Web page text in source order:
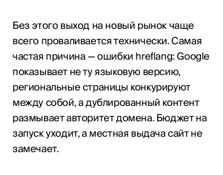
Без этого выход на новый рынок чаще
всего проваливается технически. Самая
частая причина — ошибки hreflang: Google
показывает не ту языковую версию,
региональные страницы конкурируют
между собой, а дублированный контент
размывает авторитет домена. Бюджет на
запуск уходит, а местная выдача сайт не
замечает.